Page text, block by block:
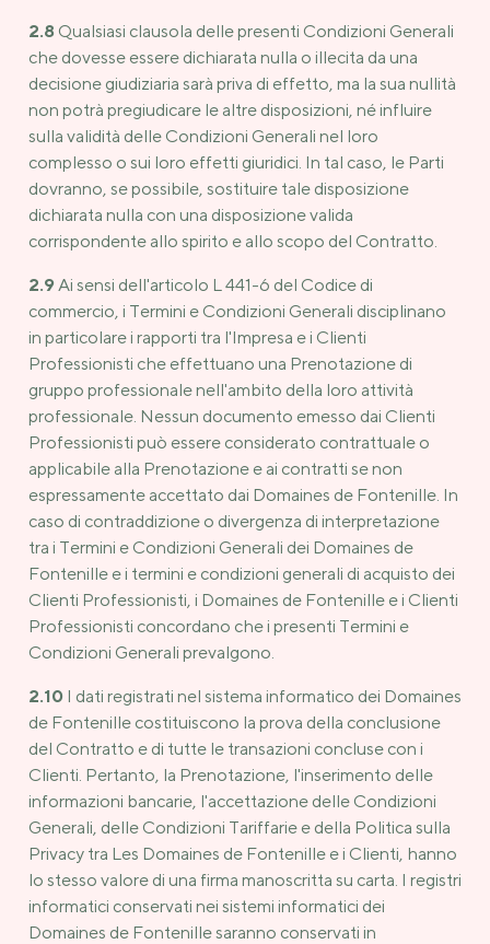
2.8 Qualsiasi clausola delle presenti Condizioni Generali
che dovesse essere dichiarata nulla o illecita da una
decisione giudiziaria sarà priva di effetto, ma la sua nullità
non potrà pregiudicare le altre disposizioni, né influire
sulla validità delle Condizioni Generali nel loro
complesso o sui loro effetti giuridici. In tal caso, le Parti
dovranno, se possibile, sostituire tale disposizione
dichiarata nulla con una disposizione valida
corrispondente allo spirito e allo scopo del Contratto.
2.9 Ai sensi dell'articolo L 441-6 del Codice di
commercio, i Termini e Condizioni Generali disciplinano
in particolare i rapporti tra l'Impresa e i Clienti
Professionisti che effettuano una Prenotazione di
gruppo professionale nell'ambito della loro attività
professionale. Nessun documento emesso dai Clienti
Professionisti può essere considerato contrattuale o
applicabile alla Prenotazione e ai contratti se non
espressamente accettato dai Domaines de Fontenille. In
caso di contraddizione o divergenza di interpretazione
tra i Termini e Condizioni Generali dei Domaines de
Fontenille e i termini e condizioni generali di acquisto dei
Clienti Professionisti, i Domaines de Fontenille e i Clienti
Professionisti concordano che i presenti Termini e
Condizioni Generali prevalgono.
2.10I dati registrati nel sistema informatico dei Domaines
de Fontenille costituiscono la prova della conclusione
del Contratto e di tutte le transazioni concluse con i
Clienti. Pertanto, la Prenotazione, l'inserimento delle
informazioni bancarie, l'accettazione delle Condizioni
Generali, delle Condizioni Tariffarie e della Politica sulla
Privacy tra Les Domaines de Fontenille e i Clienti, hanno
lo stesso valore di una firma manoscritta su carta. I registri
informatici conservati nei sistemi informatici dei
Domaines de Fontenille saranno conservati in